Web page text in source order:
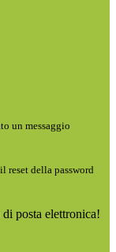
un messaggio
reset della password
posta elettronica!